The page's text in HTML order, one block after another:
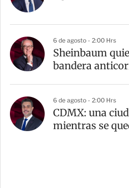
6 de agosto - 2:00 Hrs
Sheinbaum
bandera
6 de agosto - 2:00 Hrs
CDMX: una
mientras se